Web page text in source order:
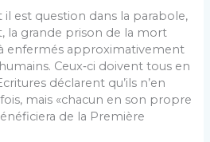
est question dans la parabole,
la grande prison de la mort
enfermés approximativement
Ceux‑ci doivent tous en
déclarent qu’ils n’en
mais «chacun en son propre
de la Première